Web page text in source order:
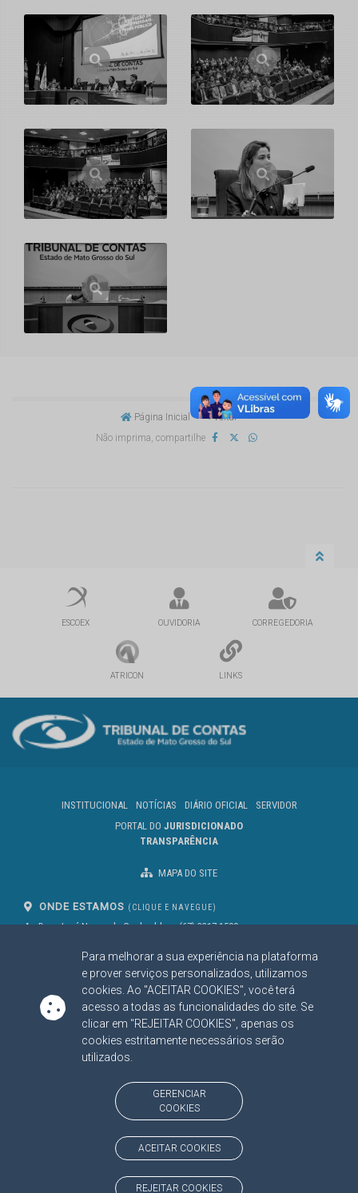
Para melhorar a sua experiência na plataforma
e prover serviços personalizados, utilizamos
cookies. Ao "ACEITAR COOKIES", você terá
acesso a todas as funcionalidades do site. Se
clicar em "REJEITAR COOKIES", apenas os
cookies estritamente necessários serão
utilizados.
GERENCIAR
COOKIES
ACEITAR COOKIES
REJEITAR COOKIES
Página Inicial
Voltar
Não imprima, compartilhe
ESCOEX OUVIDORIA CORREGEDORIA
ATRICON LINKS
INSTITUCIONAL NOTÍCIAS DIÁRIO OFICIAL
SERVIDOR
PORTAL DO JURISDICIONADO
TRANSPARÊNCIA
MAPA DO SITE
ONDE ESTAMOS (CLIQUE E NAVEGUE)
Av. Des. José Nunes da Cunha, bloco
Campo Grande/MS
CEP: 79031-310
(67) 3317-1500
SIGA NOSSAS REDES SOCIAIS
Linked InYoutube
Facebook
X
BAIXE NOSSO APLICATIVO
https://www.tce.ms.gov.br